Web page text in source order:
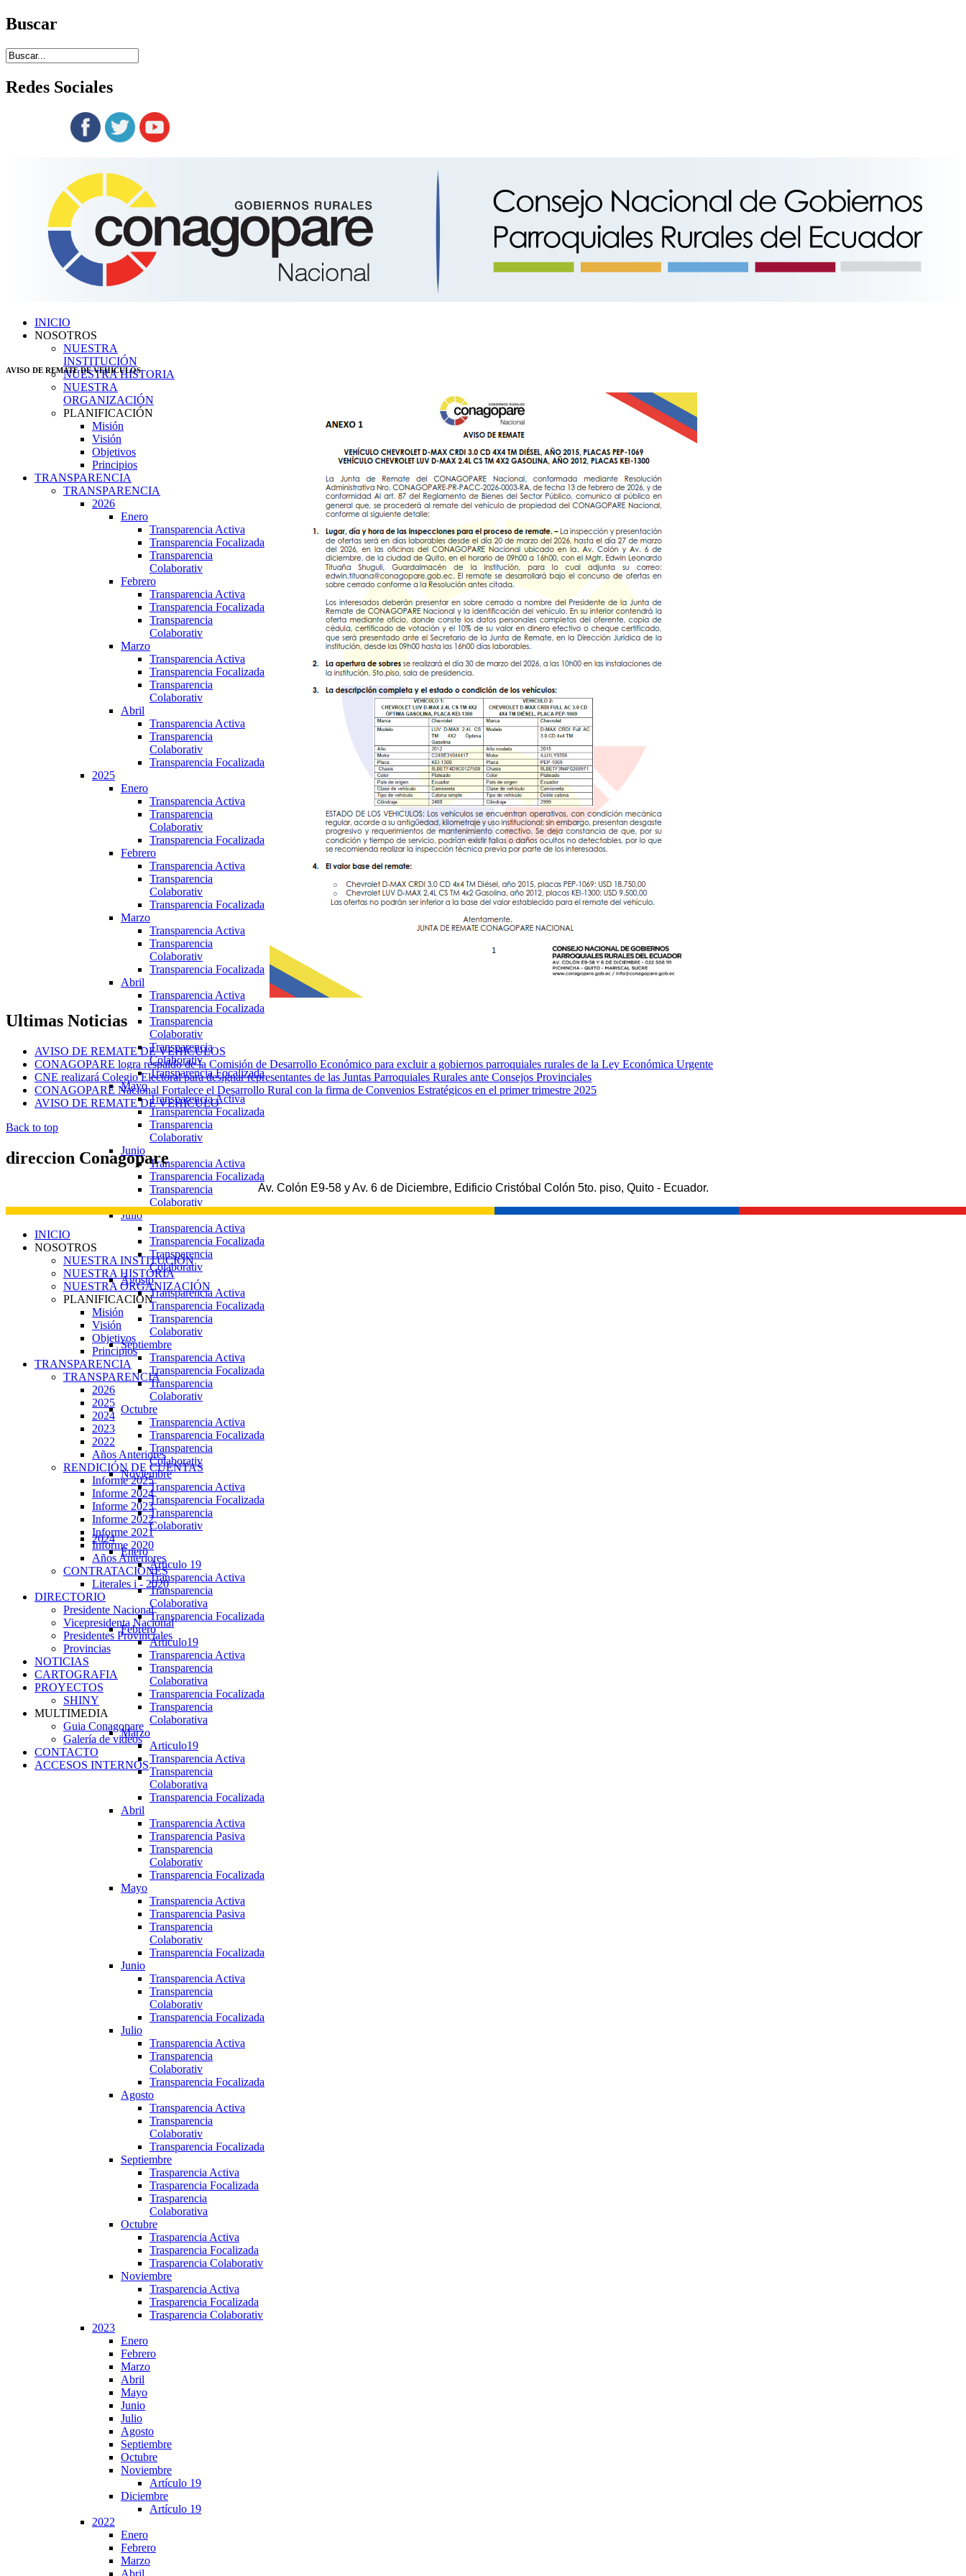
Buscar
Redes Sociales
INICIO
NOSOTROS
NUESTRA
INSTITUCIÓN
NUESTRA HISTORIA
NUESTRA
ORGANIZACIÓN
PLANIFICACIÓN
Misión
Visión
Objetivos
Principios
TRANSPARENCIA
TRANSPARENCIA
2026
Enero
Transparencia Activa
Transparencia Focalizada
Transparencia
Colaborativ
Febrero
Transparencia Activa
Transparencia Focalizada
Transparencia
Colaborativ
Marzo
Transparencia Activa
Transparencia Focalizada
Transparencia
Colaborativ
Abril
Transparencia Activa
Transparencia
Colaborativ
Transparencia Focalizada
2025
Enero
Transparencia Activa
Transparencia
Colaborativ
Transparencia Focalizada
Febrero
Transparencia Activa
Transparencia
Colaborativ
Transparencia Focalizada
Marzo
Transparencia Activa
Transparencia
Colaborativ
Transparencia Focalizada
Abril
Transparencia Activa
Transparencia Focalizada
Transparencia
Colaborativ
Transparencia
Colaborativ
Transparencia Focalizada
Mayo
Transparencia Activa
Transparencia Focalizada
Transparencia
Colaborativ
Junio
Transparencia Activa
Transparencia Focalizada
Transparencia
Colaborativ
Julio
Transparencia Activa
Transparencia Focalizada
Transparencia
Colaborativ
Agosto
Transparencia Activa
Transparencia Focalizada
Transparencia
Colaborativ
Septiembre
Transparencia Activa
Transparencia Focalizada
Transparencia
Colaborativ
Octubre
Transparencia Activa
Transparencia Focalizada
Transparencia
Colaborativ
Noviembre
Transparencia Activa
Transparencia Focalizada
Transparencia
Colaborativ
2024
Enero
Articulo 19
Transparencia Activa
Transparencia
Colaborativa
Transparencia Focalizada
Febrero
Articulo19
Transparencia Activa
Transparencia
Colaborativa
Transparencia Focalizada
Transparencia
Colaborativa
Marzo
Articulo19
Transparencia Activa
Transparencia
Colaborativa
Transparencia Focalizada
Abril
Transparencia Activa
Transparencia Pasiva
Transparencia
Colaborativ
Transparencia Focalizada
Mayo
Transparencia Activa
Transparencia Pasiva
Transparencia
Colaborativ
Transparencia Focalizada
Junio
Transparencia Activa
Transparencia
Colaborativ
Transparencia Focalizada
Julio
Transparencia Activa
Transparencia
Colaborativ
Transparencia Focalizada
Agosto
Transparencia Activa
Transparencia
Colaborativ
Transparencia Focalizada
Septiembre
Trasparencia Activa
Trasparencia Focalizada
Trasparencia
Colaborativa
Octubre
Trasparencia Activa
Trasparencia Focalizada
Trasparencia Colaborativ
Noviembre
Trasparencia Activa
Trasparencia Focalizada
Trasparencia Colaborativ
2023
Enero
Febrero
Marzo
Abril
Mayo
Junio
Julio
Agosto
Septiembre
Octubre
Noviembre
Artículo 19
Diciembre
Artículo 19
2022
Enero
Febrero
Marzo
Abril
AVISO DE REMATE DE VEHICULOS
Ultimas Noticias
AVISO DE REMATE DE VEHICULOS
CONAGOPARE logra respaldo de la Comisión de Desarrollo Económico para excluir a gobiernos parroquiales rurales de la Ley Económica Urgente
CNE realizará Colegio Electoral para designar representantes de las Juntas Parroquiales Rurales ante Consejos Provinciales
CONAGOPARE Nacional Fortalece el Desarrollo Rural con la firma de Convenios Estratégicos en el primer trimestre 2025
AVISO DE REMATE DE VEHICULO
Back to top
direccion Conagopare
Av. Colón E9-58 y Av. 6 de Diciembre, Edificio Cristóbal Colón 5to. piso, Quito - Ecuador.
INICIO
NOSOTROS
NUESTRA INSTITUCIÓN
NUESTRA HISTORIA
NUESTRA ORGANIZACIÓN
PLANIFICACIÓN
Misión
Visión
Objetivos
Principios
TRANSPARENCIA
TRANSPARENCIA
2026
2025
2024
2023
2022
Años Anteriores
RENDICIÓN DE CUENTAS
Informe 2025
Informe 2024
Informe 2023
Informe 2022
Informe 2021
Informe 2020
Años Anteriores
CONTRATACIONES
Literales i - 2020
DIRECTORIO
Presidente Nacional
Vicepresidenta Nacional
Presidentes Provinciales
Provincias
NOTICIAS
CARTOGRAFIA
PROYECTOS
SHINY
MULTIMEDIA
Guia Conagopare
Galería de videos
CONTACTO
ACCESOS INTERNOS